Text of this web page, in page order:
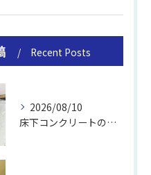
Recent Posts
2026/08/10
床下コンクリートの除カビ｜施工事例と流れ